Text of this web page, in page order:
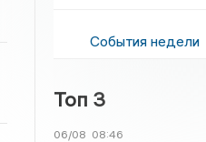
События недели
Топ 3
06/08 08:46